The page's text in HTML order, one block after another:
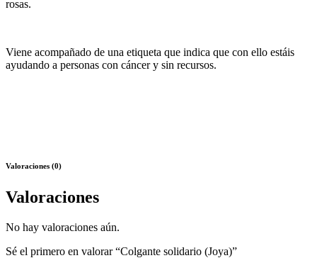
rosas.
Viene acompañado de una etiqueta que indica que con ello estáis
ayudando a personas con cáncer y sin recursos.
Valoraciones (0)
Valoraciones
No hay valoraciones aún.
Sé el primero en valorar “Colgante solidario (Joya)”